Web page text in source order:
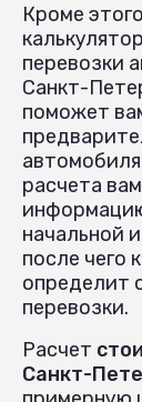
Кроме
перевозки
Санкт-
поможет
расчета
начальной
после чего
определит
перевозки.
Расчет
Санкт-